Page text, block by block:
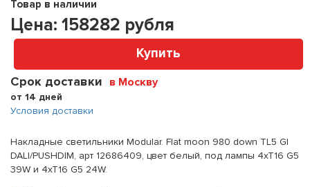
Товар в наличии
Цена: 158282 рубля
Купить
Срок доставки в Москву
от 14 дней
Условия доставки
Накладные светильники Modular. Flat moon 980 down TL5 GI
DALI/PUSHDIM, арт 12686409, цвет белый, под лампы 4xT16 G5
39W и 4xT16 G5 24W.